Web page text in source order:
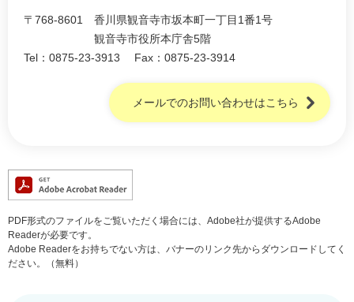
〒768-8601
香川県観音寺市坂本町一丁目1番1号
観音寺市役所本庁舎5階
Tel：0875-23-3913
Fax：0875-23-3914
メールでのお問い合わせはこちら
PDF形式のファイルをご覧いただく場合には、Adobe社が提供するAdobe
Readerが必要です。
Adobe Readerをお持ちでない方は、バナーのリンク先からダウンロードしてく
ださい。（無料）